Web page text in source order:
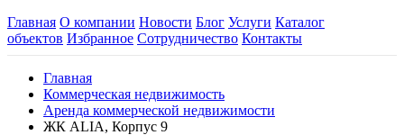
Главная О компании Новости Блог Услуги Каталог
объектов Избранное Сотрудничество Контакты
Главная
Коммерческая недвижимость
Аренда коммерческой недвижимости
ЖК ALIA, Корпус 9